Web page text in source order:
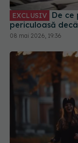
copiii adoră să